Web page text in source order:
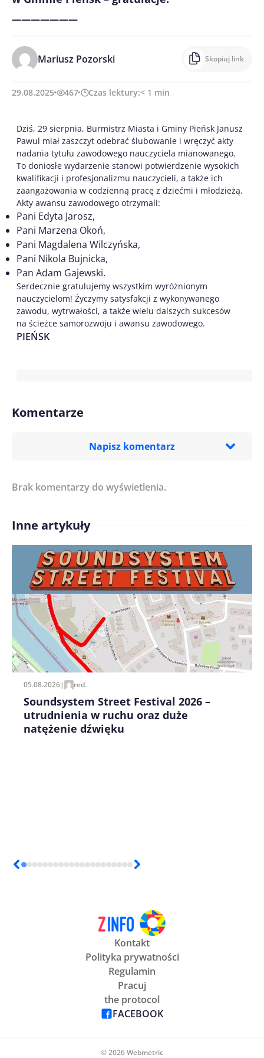
———————
Mariusz Pozorski Skopiuj link
29.08.2025 467 Czas lektury:< 1 min
Dziś, 29 sierpnia, Burmistrz Miasta i Gminy Pieńsk Janusz
Pawul miał zaszczyt odebrać ślubowanie i wręczyć akty
nadania tytułu zawodowego nauczyciela mianowanego.
To doniosłe wydarzenie stanowi potwierdzenie wysokich
kwalifikacji i profesjonalizmu nauczycieli, a także ich
zaangażowania w codzienną pracę z dziećmi i młodzieżą.
Akty awansu zawodowego otrzymali:
Pani Edyta Jarosz,
Pani Marzena Okoń,
Pani Magdalena Wilczyńska,
Pani Nikola Bujnicka,
Pan Adam Gajewski.
Serdecznie gratulujemy wszystkim wyróżnionym
nauczycielom! Życzymy satysfakcji z wykonywanego
zawodu, wytrwałości, a także wielu dalszych sukcesów
na ścieżce samorozwoju i awansu zawodowego.
PIEŃSK
Komentarze
Napisz komentarz
Treść komentarza*
Imię/ Nick*
Zapamiętaj moje dane w tej przeglądarce podczas
pisania kolejnych komentarzy.
Brak komentarzy do wyświetlenia.
Inne artykuły
05.08.2026| red.
Soundsystem Street Festival 2026 –
utrudnienia w ruchu oraz duże
natężenie dźwięku
Kontakt
Polityka prywatności
Regulamin
Pracuj
the protocol
FACEBOOK
© 2026 Webmetric